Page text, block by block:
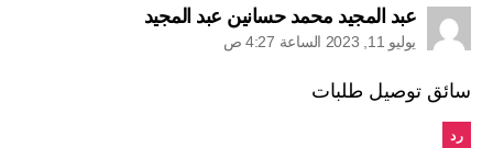
عبد المجيد محمد حسانين عبد المجيد
يوليو 11, 2023 الساعة 4:27 ص
سائق توصيل طلبات
رد